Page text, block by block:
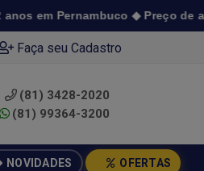
◆ Preço de atacado a partir
Faça seu Cadastro
(81) 3428-2020
(81) 99364-3200
NOVIDADES OFERTAS